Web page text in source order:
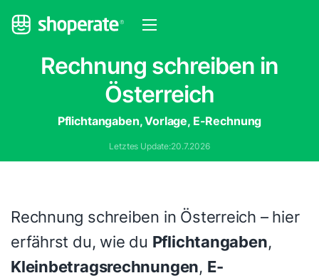
Rechnung schreiben in
Österreich
Pflichtangaben, Vorlage, E-Rechnung
Letztes Update:20.7.2026
Rechnung schreiben in Österreich – hier
erfährst du, wie du Pflichtangaben,
Kleinbetragsrechnungen, E-